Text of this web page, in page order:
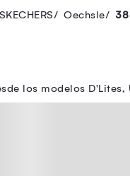
SKECHERS Oechsle 38
los modelos D'Lites,